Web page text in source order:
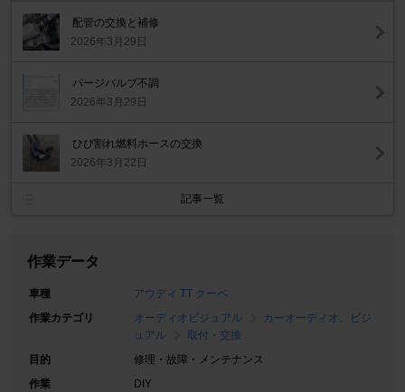
配管の交換と補修
2026年3月29日
パージバルブ不調
2026年3月29日
ひび割れ燃料ホースの交換
2026年3月22日
記事一覧
作業データ
車種
アウディ TT クーペ
作業カテゴリ
オーディオビジュアル
カーオーディオ、ビジ
ュアル
取付・交換
目的
修理・故障・メンテナンス
作業
DIY